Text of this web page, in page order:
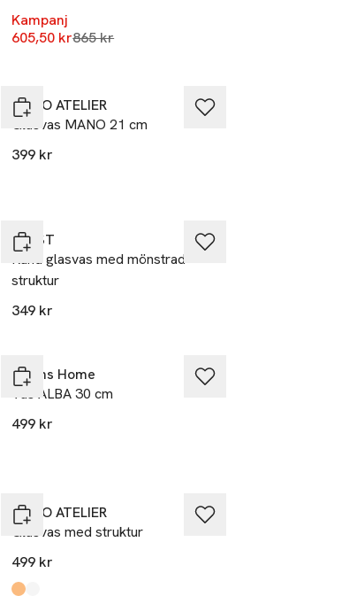
Kampanj
605,50 krLägsta pris 30 dagar
865 kr
MANO ATELIER
Glasvas MANO 21 cm
399 kr
ERNST
Rund glasvas med mönstrad
struktur
349 kr
Åhléns Home
Vas ALBA 30 cm
499 kr
MANO ATELIER
Glasvas med struktur
499 kr